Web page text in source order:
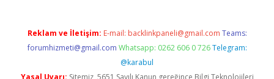
Reklam ve İletişim: E-mail: backlinkpaneli@gmail.com Teams:
forumhizmeti@gmail.com Whatsapp: 0262 606 0 726 Telegram:
@karabul
Yasal Uyarı: Sitemiz, 5651 Sayılı Kanun gereğince Bilgi Teknolojileri